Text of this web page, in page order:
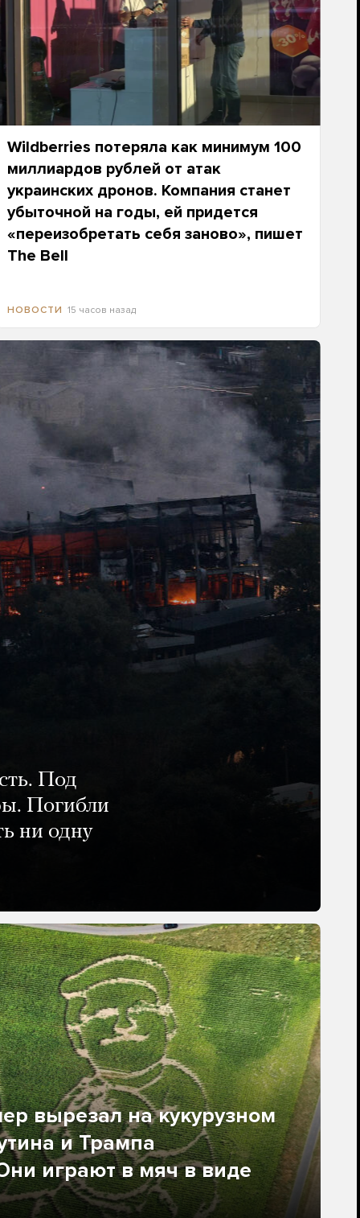
Wildberries потеряла как минимум 100
миллиардов рублей от атак
украинских дронов. Компания станет
убыточной на годы, ей придется
«переизобретать себя заново», пишет
The Bell
НОВОСТИ 15 часов назад
Под
Погибли
ни одну
вырезал на кукурузном
и Трампа
играют в мяч в виде